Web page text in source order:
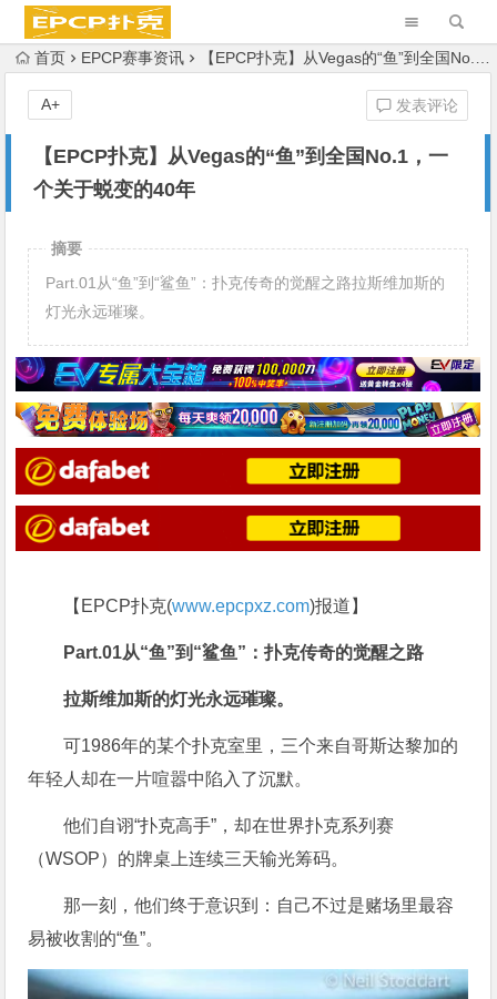
首页 EPCP赛事资讯 【EPCP扑克】从Vegas的“鱼”到全国No.1，一个关于蜕变的40年
【EPCP扑克】从Vegas的“鱼”到全国No.1，一
个关于蜕变的40年
发表评论
A+
摘要
Part.01从“鱼”到“鲨鱼”：扑克传奇的觉醒之路拉斯维加斯的
灯光永远璀璨。
【EPCP扑克(www.epcpxz.com)报道】
Part.01从“鱼”到“鲨鱼”：扑克传奇的觉醒之路
拉斯维加斯的灯光永远璀璨。
可1986年的某个扑克室里，三个来自哥斯达黎加的
年轻人却在一片喧嚣中陷入了沉默。
他们自诩“扑克高手”，却在世界扑克系列赛
（WSOP）的牌桌上连续三天输光筹码。
那一刻，他们终于意识到：自己不过是赌场里最容
易被收割的“鱼”。